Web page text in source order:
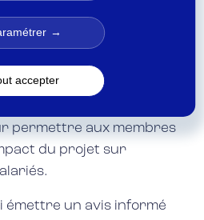
ponctuelles,
la nature
permettre aux membres
du projet sur
émettre un avis informé
accepter